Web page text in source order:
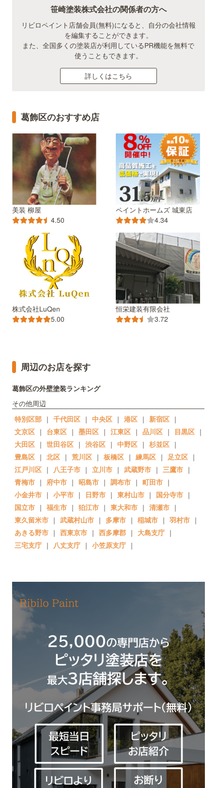
笹崎塗装株式会社の関係者の方へ
リビロペイント店舗会員(無料)になると、自分の会社情報
を編集することができます。
また、全国多くの塗装店が利用しているPR機能を無料で
使うこともできます。
詳しくはこちら
葛飾区のおすすめ店
美装 柳屋
4.50
ペイントホームズ 城東店
4.34
株式会社LuQen
5.00
恒栄建装有限会社
3.72
周辺のお店を探す
葛飾区の外壁塗装ランキング
その他周辺
特別区部 ｜ 千代田区 ｜ 中央区 ｜ 港区 ｜ 新宿区 ｜
文京区 ｜ 台東区 ｜ 墨田区 ｜ 江東区 ｜ 品川区 ｜ 目黒区 ｜
大田区 ｜ 世田谷区 ｜ 渋谷区 ｜ 中野区 ｜ 杉並区 ｜
豊島区 ｜ 北区 ｜ 荒川区 ｜ 板橋区 ｜ 練馬区 ｜ 足立区 ｜
江戸川区 ｜ 八王子市 ｜ 立川市 ｜ 武蔵野市 ｜ 三鷹市 ｜
青梅市 ｜ 府中市 ｜ 昭島市 ｜ 調布市 ｜ 町田市 ｜
小金井市 ｜ 小平市 ｜ 日野市 ｜ 東村山市 ｜ 国分寺市 ｜
国立市 ｜ 福生市 ｜ 狛江市 ｜ 東大和市 ｜ 清瀬市 ｜
東久留米市 ｜ 武蔵村山市 ｜ 多摩市 ｜ 稲城市 ｜ 羽村市 ｜
あきる野市 ｜ 西東京市 ｜ 西多摩郡 ｜ 大島支庁 ｜
三宅支庁 ｜ 八丈支庁 ｜ 小笠原支庁 ｜